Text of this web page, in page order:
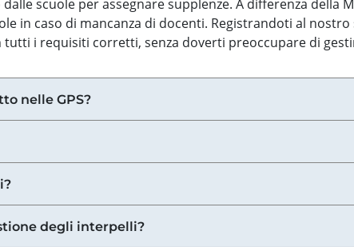
scuole per assegnare supplenze. A differenza della
in caso di mancanza di docenti. Registrandoti al nostro
i requisiti corretti, senza doverti preoccupare di
nelle GPS?
degli interpelli?